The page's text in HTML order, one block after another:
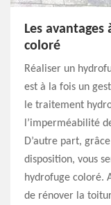
Les
coloré
Réaliser un
est à la fois un
le traitement
l’imperméabilité
D’autre part,
disposition, vous
hydrofuge coloré.
de rénover la